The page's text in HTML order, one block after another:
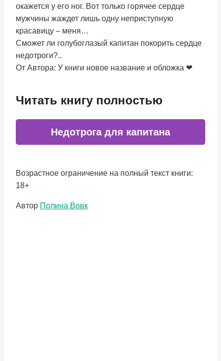
окажется у его ног. Вот только горячее сердце
мужчины жаждет лишь одну неприступную
красавицу – меня…
Сможет ли голубоглазый капитан покорить сердце
недотроги?..
От Автора: У книги новое название и обложка ❤
Читать книгу полностью
Недотрога для капитана
Возрастное ограничение на полный текст книги:
18+
Метки
Автор Полина Вовк